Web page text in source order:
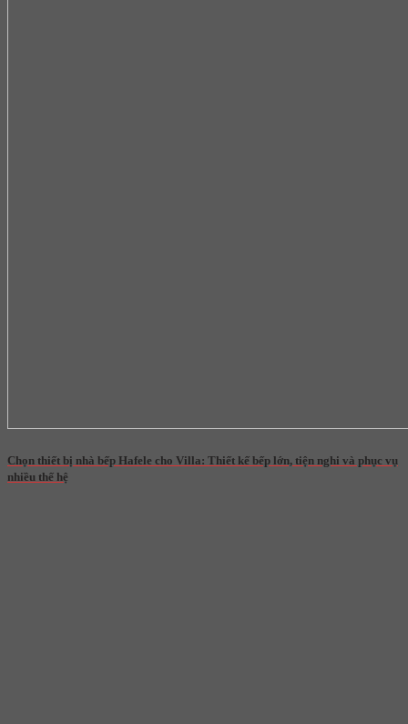
Chọn thiết bị nhà bếp Hafele cho Villa: Thiết kế bếp lớn, tiện nghi và phục vụ
nhiều thế hệ